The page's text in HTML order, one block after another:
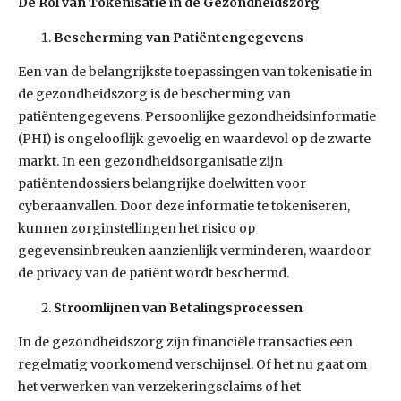
Bescherming van Patiëntengegevens
Een van de belangrijkste toepassingen van tokenisatie in
de gezondheidszorg is de bescherming van
patiëntengegevens. Persoonlijke gezondheidsinformatie
(PHI) is ongelooflijk gevoelig en waardevol op de zwarte
markt. In een gezondheidsorganisatie zijn
patiëntendossiers belangrijke doelwitten voor
cyberaanvallen. Door deze informatie te tokeniseren,
kunnen zorginstellingen het risico op
gegevensinbreuken aanzienlijk verminderen, waardoor
de privacy van de patiënt wordt beschermd.
Stroomlijnen van Betalingsprocessen
In de gezondheidszorg zijn financiële transacties een
regelmatig voorkomend verschijnsel. Of het nu gaat om
het verwerken van verzekeringsclaims of het